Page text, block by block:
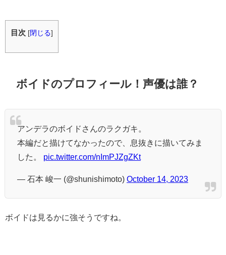
目次 [閉じる]
ボイドのプロフィール！声優は誰？
アンデラのボイドさんのラクガキ。
本編だと描けてなかったので、息抜きに描いてみま
した。 pic.twitter.com/nImPJZgZKt
— 石本 峻一 (@shunishimoto) October 14, 2023
ボイドは見るかに強そうですね。